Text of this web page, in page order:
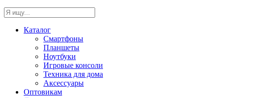
Каталог
Смартфоны
Планшеты
Ноутбуки
Игровые консоли
Техника для дома
Аксессуары
Оптовикам